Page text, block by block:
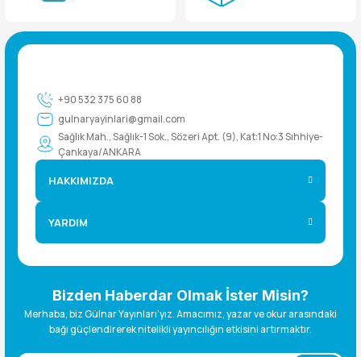
+90 532 375 60 88
gulnaryayinlari@gmail.com
Sağlık Mah., Sağlık-1 Sok., Sözeri Apt. (9), Kat:1 No:3 Sıhhiye-
Çankaya/ANKARA
HAKKIMIZDA
YARDIM
Bizden Haberdar Olmak İster Misin?
Merhaba, biz Gülnar Yayınları’yız. Amacımız, yazar ve okur arasındaki
bağı güçlendirerek nitelikli yayıncılığın etkisini artırmaktır.